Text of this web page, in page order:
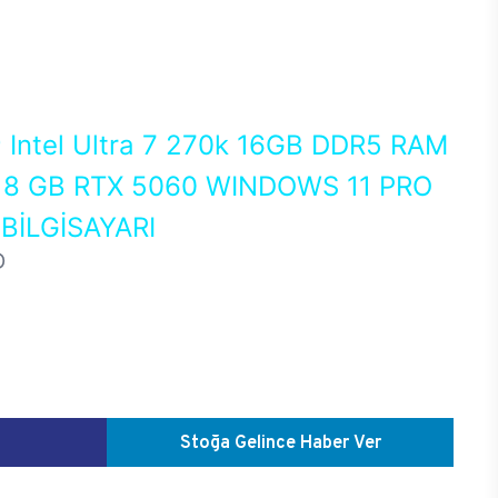
Intel Ultra 7 270k 16GB DDR5 RAM
GB RTX 5060 WINDOWS 11 PRO
Stoğa Gelince Haber Ver